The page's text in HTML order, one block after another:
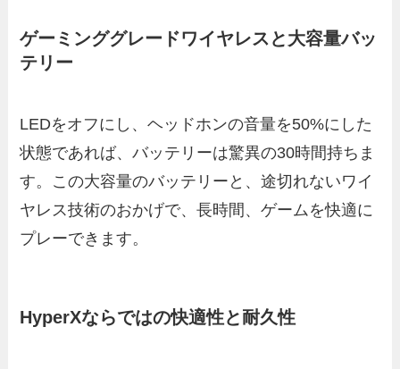
ゲーミンググレードワイヤレスと大容量バッ
テリー
LEDをオフにし、ヘッドホンの音量を50%にした
状態であれば、バッテリーは驚異の30時間持ちま
す。この大容量のバッテリーと、途切れないワイ
ヤレス技術のおかげで、長時間、ゲームを快適に
プレーできます。
HyperXならではの快適性と耐久性